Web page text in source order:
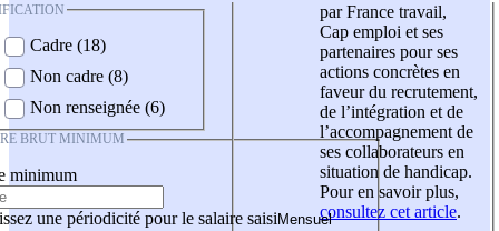
Cadre (18)
Non cadre (8)
Non renseignée (6)
BRUT MINIMUM
minimum
une périodicité pour le salaire saisi
par France travail,
Cap emploi et ses
partenaires pour ses
actions concrètes en
faveur du recrutement,
de l’intégration et de
l’accompagnement de
ses collaborateurs en
situation de handicap.
Pour en savoir plus,
consultez cet article.